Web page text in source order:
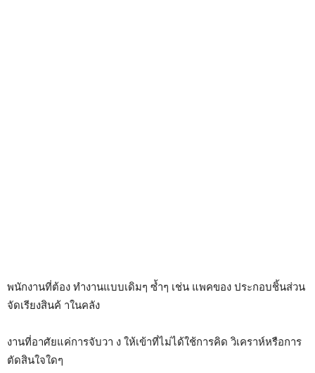
พนักงานที่ต้อง ทำงานแบบเดิมๆ ซ้ำๆ เช่น แพคของ ประกอบชิ้นส่วน
จัดเรียงสินค้ าในคลัง
งานที่อาศัยแค่การจับวา ง ให้เข้าที่ไม่ได้ใช้การคิด วิเคราห์หรือการ
ตัดสินใจใดๆ